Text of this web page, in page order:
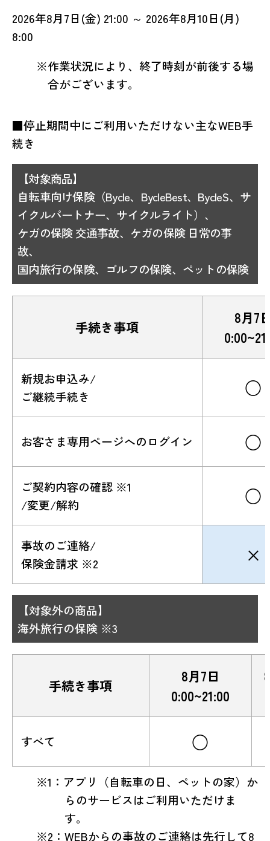
2026年8月7日(金) 21:00 ～ 2026年8月10日(月)
8:00
※作業状況により、終了時刻が前後する場
合がございます。
■停止期間中にご利用いただけない主なWEB手
続き
【対象商品】
自転車向け保険（Bycle、BycleBest、BycleS、サ
イクルパートナー、サイクルライト） 、
ケガの保険 交通事故、ケガの保険 日常の事
故、
国内旅行の保険、ゴルフの保険、ペットの保険
手続き事項
8月7
新規お申込み/
ご継続手続き
○
お客さま専用ページへのログイン ○
ご契約内容の確認 ※1
/変更/解約
○
事故のご連絡/
保険金請求 ※2
×
【対象外の商品】
海外旅行の保険 ※3
手続き事項
8月7日
0:00~21:00
すべて ○
※1：アプリ（自転車の日、ペットの家）か
らのサービスはご利用いただけま
す。
※2：WEBからの事故のご連絡は先行して8